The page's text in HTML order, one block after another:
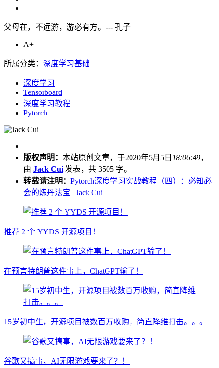
父母在，不远游，游必有方。--- 孔子
A+
所属分类： 深度学习基础
深度学习
Tensorboard
深度学习教程
Pytorch
版权声明： 本站原创文章，于2020年5月5日 18:06:49，
由 Jack Cui 发表，共 3505 字。
转载请注明： Pytorch深度学习实战教程（四）：必知必
会的炼丹法宝 | Jack Cui
推荐 2 个 YYDS 开源项目！
在预言特朗普这件事上，ChatGPT输了！
15岁初中生，开源项目被数百万收购，简直降维打击。。。
谷歌又搞事，AI无限游戏要来了？！